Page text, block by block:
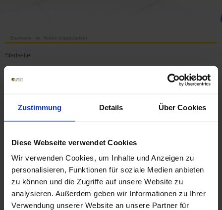
Zustimmung Details Über Cookies
Diese Webseite verwendet Cookies
Wir verwenden Cookies, um Inhalte und Anzeigen zu
personalisieren, Funktionen für soziale Medien anbieten
zu können und die Zugriffe auf unsere Website zu
analysieren. Außerdem geben wir Informationen zu Ihrer
Verwendung unserer Website an unsere Partner für
Startseite Notes d'application
Startseite
Notes d'application
Disposer d’un système météo déporté
(1.09 mo)